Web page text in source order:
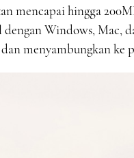
mencapai hingga
Windows, Mac,
menyambungkan